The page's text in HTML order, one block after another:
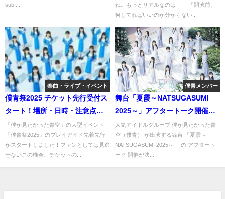
sub:...
ね。もっとリアルなのは―― 「開演前、
何してればいいのか分からない...
楽曲・ライブ・イベント
僕青祭2025 チケット先行受付ス
タート！場所・日時・注意点ま
とめ【ライブ情報】
「僕が見たかった青空」の大型イベント
『僕青祭2025』のプレイガイド先着先行
がスタートしました！ファンとしては見逃
せないこの機会、チケットの...
僕青メンバー
舞台「夏霞～NATSUGASUMI
2025～」アフタートーク開催決
定！ファン必見の貴重イベント
人気アイドルグループ 僕が見たかった青
空（僕青） が出演する舞台 「夏霞～
NATSUGASUMI 2025～」 の アフタート
ーク 開催が決...